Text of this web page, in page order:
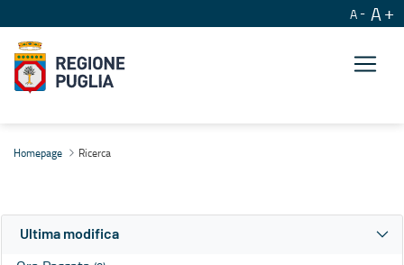
A A
Homepage Ricerca
Ultima modifica